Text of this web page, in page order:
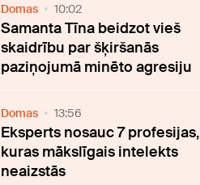
Domas 10:02
Samanta Tīna beidzot vieš
skaidrību par šķiršanās
paziņojumā minēto agresiju
Domas 13:56
Eksperts nosauc 7 profesijas,
kuras mākslīgais intelekts
neaizstās